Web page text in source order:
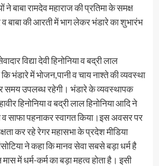
ने बाबा रामदेव महाराज की प्रतिमा के समक्ष
बाबा की आरती में भाग लेकर भंडारे का शुभारंभ
विद्या देवी हिनोनिया व बद्री लाल
कि भंडारे में भोजन,पानी व चाय नाश्ते की व्यवस्था
समय उपलब्ध रहेगी। भंडारे के व्यवस्थापक
हिनोनिया व बद्री लाल हिनोनिया आदि ने
व साफा पहनाकर स्वागत किया।इस अवसर पर
कर रहे रेगर महासभा के प्रदेश मीडिया
ने कहा कि मानव सेवा सबसे बड़ा धर्म है
में धर्म-कर्म का बड़ा महत्व होता है। इसी